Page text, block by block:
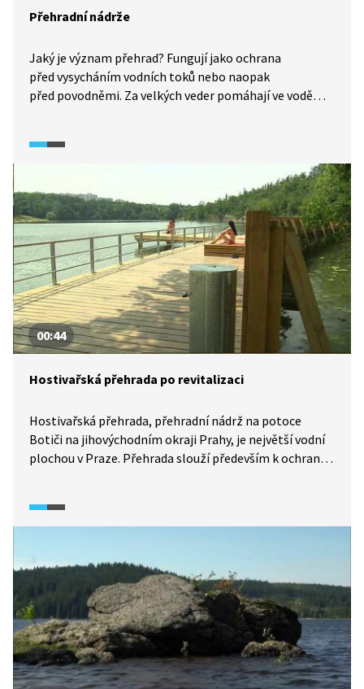
Přehradní nádrže
Jaký je význam přehrad? Fungují jako ochrana
před vysycháním vodních toků nebo naopak
před povodněmi. Za velkých veder pomáhají ve vodě
00:44
Hostivařská přehrada po revitalizaci
Hostivařská přehrada, přehradní nádrž na potoce
Botiči na jihovýchodním okraji Prahy, je největší vodní
plochou v Praze. Přehrada slouží především k ochraně
revitalizace, která spočívala především v odbahnění.